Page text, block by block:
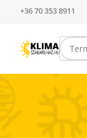
+36 70 353 8911